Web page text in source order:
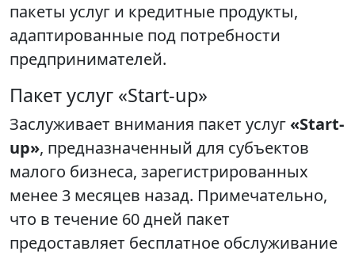
пакеты услуг и кредитные продукты,
адаптированные под потребности
предпринимателей.
Пакет услуг «Start-up»
Заслуживает внимания пакет услуг «Start-
up», предназначенный для субъектов
малого бизнеса, зарегистрированных
менее 3 месяцев назад. Примечательно,
что в течение 60 дней пакет
предоставляет бесплатное обслуживание